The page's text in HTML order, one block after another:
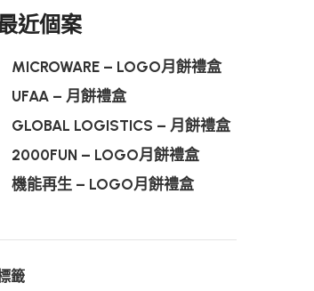
近個案
MICROWARE – LOGO月餅禮盒
UFAA – 月餅禮盒
GLOBAL LOGISTICS – 月餅禮盒
2000FUN – LOGO月餅禮盒
機能再生 – LOGO月餅禮盒
籤